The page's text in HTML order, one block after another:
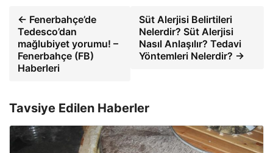
← Fenerbahçe’de
Tedesco’dan
mağlubiyet yorumu! –
Fenerbahçe (FB)
Haberleri
Süt Alerjisi Belirtileri
Nelerdir? Süt Alerjisi
Nasıl Anlaşılır? Tedavi
Yöntemleri Nelerdir? →
Tavsiye Edilen Haberler